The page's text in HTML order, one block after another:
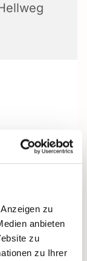
zu
anbieten
zu
zu Ihrer